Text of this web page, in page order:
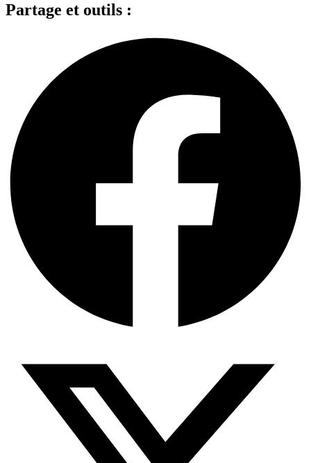
Partage et outils :